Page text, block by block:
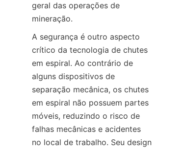
geral das operações de
mineração.
A segurança é outro aspecto
crítico da tecnologia de chutes
em espiral. Ao contrário de
alguns dispositivos de
separação mecânica, os chutes
em espiral não possuem partes
móveis, reduzindo o risco de
falhas mecânicas e acidentes
no local de trabalho. Seu design